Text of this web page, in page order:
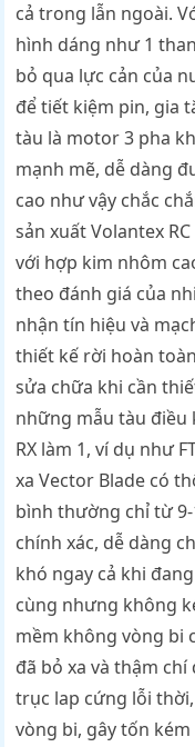
cả trong lẫn ngoài.
hình dáng như 1
bỏ qua lực cản của
để tiết kiệm pin, gia
tàu là motor 3 pha
mạnh mẽ, dễ dàng
cao như vậy chắc
sản xuất Volantex
với hợp kim nhôm
theo đánh giá của
nhận tín hiệu và
thiết kế rời hoàn
sửa chữa khi cần
những mẫu tàu điều
RX làm 1, ví dụ như
xa Vector Blade có
bình thường chỉ từ 9-
chính xác, dễ dàng
khó ngay cả khi
cùng nhưng không
mềm không vòng bi
đã bỏ xa và thậm
trục lap cứng lỗi
vòng bi, gây tốn